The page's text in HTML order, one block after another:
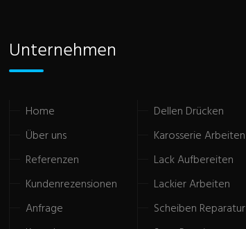
Unternehmen
Home
Über uns
Referenzen
Kundenrezensionen
Anfrage
Dellen Drücken
Karosserie Arbeiten
Lack Aufbereiten
Lackier Arbeiten
Scheiben Reparatur